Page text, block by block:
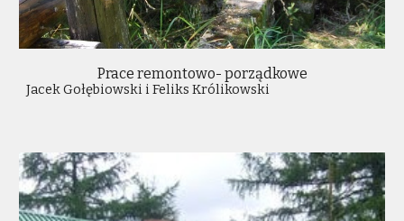
Prace remontowo- porządkowe
Jacek Gołębiowski i Feliks Królikowski